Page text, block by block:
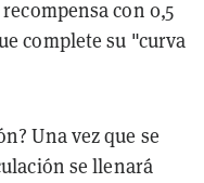
con 0,5
complete su "curva
Una vez que se
se llenará